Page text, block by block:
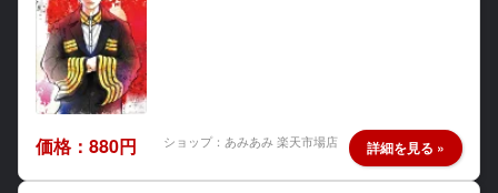
価格：880円 ショップ：あみあみ 楽天市場店